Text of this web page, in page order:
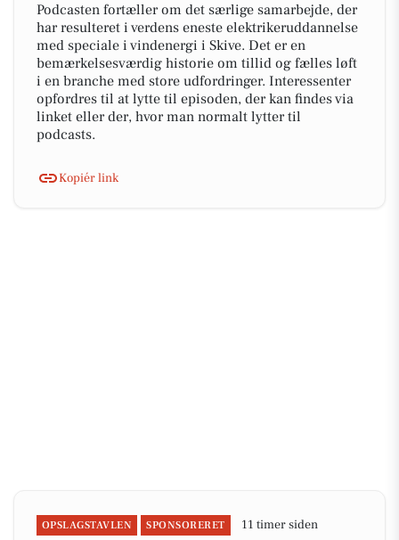
Podcasten fortæller om det særlige samarbejde, der
har resulteret i verdens eneste elektrikeruddannelse
med speciale i vindenergi i Skive. Det er en
bemærkelsesværdig historie om tillid og fælles løft
i en branche med store udfordringer. Interessenter
opfordres til at lytte til episoden, der kan findes via
linket eller der, hvor man normalt lytter til
podcasts.
Kopiér link
OPSLAGSTAVLEN SPONSORERET 11 timer siden